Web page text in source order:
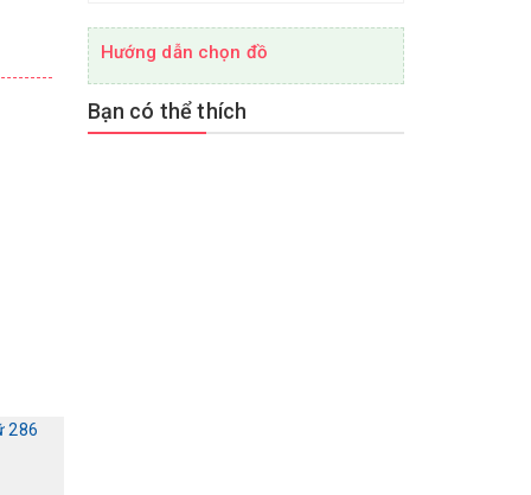
Hướng dẫn chọn đồ
Bạn có thể thích